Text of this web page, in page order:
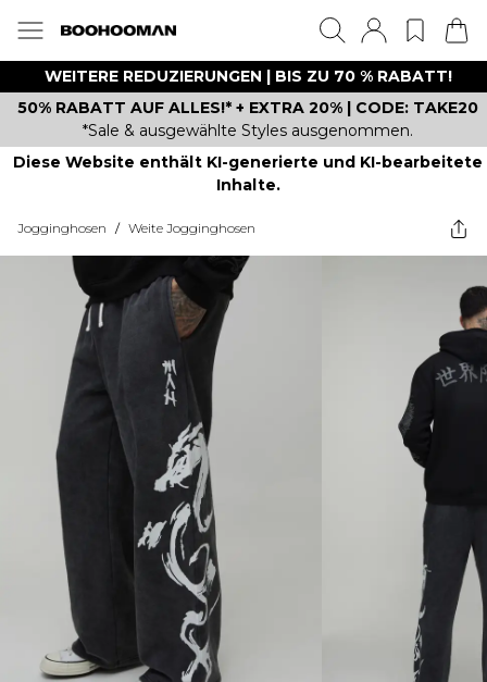
WEITERE REDUZIERUNGEN | BIS ZU 70 % RABATT!
50% RABATT AUF ALLES!* + EXTRA 20% | CODE: TAKE20
*Sale & ausgewählte Styles ausgenommen.
Diese Website enthält KI-generierte und KI-bearbeitete
Inhalte.
Jogginghosen / Weite Jogginghosen